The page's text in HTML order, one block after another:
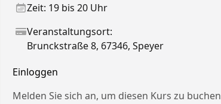
Due date
Zeit: 19 bis 20 Uhr
Status
Veranstaltungsort:
Brunckstraße 8, 67346, Speyer
Einloggen
Melden Sie sich an, um diesen Kurs zu buchen